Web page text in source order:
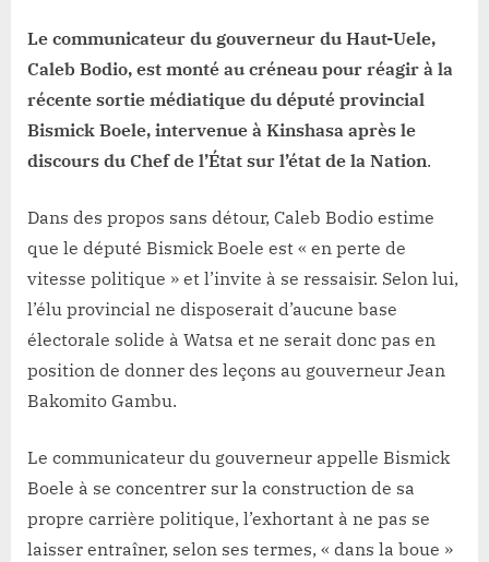
rattraper
Caleb
Bodio.
Le communicateur du gouverneur du Haut-Uele,
Caleb Bodio, est monté au créneau pour réagir à la
récente sortie médiatique du député provincial
Bismick Boele, intervenue à Kinshasa après le
discours du Chef de l’État sur l’état de la Nation.
Dans des propos sans détour, Caleb Bodio estime
que le député Bismick Boele est « en perte de
vitesse politique » et l’invite à se ressaisir. Selon lui,
l’élu provincial ne disposerait d’aucune base
électorale solide à Watsa et ne serait donc pas en
position de donner des leçons au gouverneur Jean
Bakomito Gambu.
Le communicateur du gouverneur appelle Bismick
Boele à se concentrer sur la construction de sa
propre carrière politique, l’exhortant à ne pas se
laisser entraîner, selon ses termes, « dans la boue »